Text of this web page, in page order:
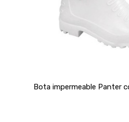
Bota impermeable Panter